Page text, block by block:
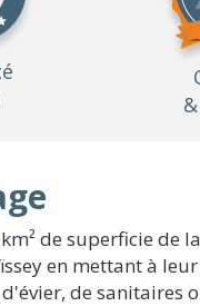
de superficie de
en mettant à
de sanitaires